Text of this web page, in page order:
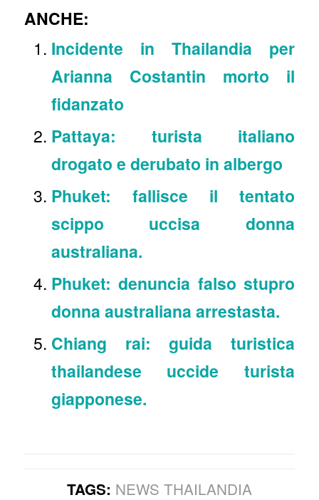
ANCHE:
Incidente in Thailandia per
Arianna Costantin morto il
fidanzato
Pattaya: turista italiano
drogato e derubato in albergo
Phuket: fallisce il tentato
scippo uccisa donna
australiana.
Phuket: denuncia falso stupro
donna australiana arrestasta.
Chiang rai: guida turistica
thailandese uccide turista
giapponese.
TAGS: NEWS THAILANDIA